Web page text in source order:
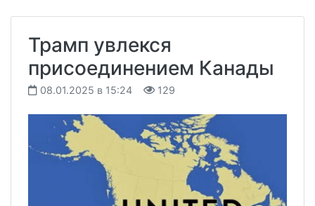
Трамп увлекся
присоединением Канады
08.01.2025 в 15:24 129